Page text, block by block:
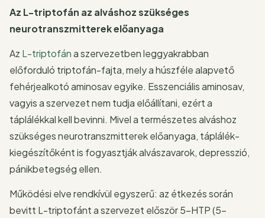
Az L-triptofán az alváshoz szükséges
neurotranszmitterek előanyaga
Az L-triptofána szervezetben leggyakrabban
előforduló triptofán-fajta, mely a húszféle alapvető
fehérjealkotó aminosav egyike. Esszenciális aminosav,
vagyis a szervezet nem tudja előállítani, ezért a
táplálékkal kell bevinni. Mivel a természetes alváshoz
szükséges neurotranszmitterek előanyaga, táplálék-
kiegészítőként is fogyasztják alvászavarok, depresszió,
pánikbetegség ellen.
Működési elve rendkívül egyszerű: az étkezés során
bevitt L-triptofánt a szervezet először 5-HTP (5-